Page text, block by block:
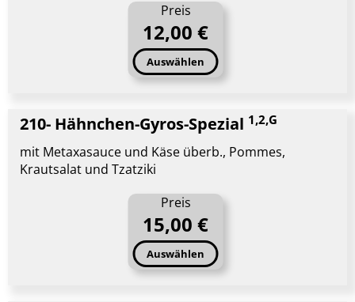
Preis
12,00 €
Auswählen
210- Hähnchen-Gyros-Spezial 1,2,G
mit Metaxasauce und Käse überb., Pommes,
Krautsalat und Tzatziki
Preis
15,00 €
Auswählen